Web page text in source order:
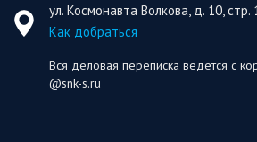
ул. Космонавта Волкова, д. 10, стр.
Как добраться
Вся деловая переписка ведется с
@snk-s.ru